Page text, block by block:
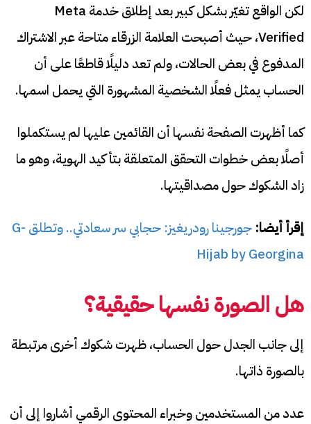
لكن الواقع تغيّر بشكل كبير بعد إطلاق خدمة Meta
Verified، حيث أصبحت العلامة الزرقاء متاحة عبر الاشتراك
المدفوع في بعض الحالات، ولم تعد دليلًا قاطعًا على أن
الحساب يمثل فعلًا الشخصية المشهورة التي يحمل اسمها.
كما أظهرت الصفحة نفسها أن القائمين عليها لم يستكملوا
أصلًا بعض خطوات التحقق المتعلقة بتأكيد الهوية، وهو ما
زاد الشكوك حول مصداقيتها.
إقرأ أيضا:
جورجينا رودريغيز: حجابي سر سعادتي.. وتطلق G-
Hijab by Georgina
هل الصورة نفسها حقيقية؟
إلى جانب الجدل حول الحساب، ظهرت شكوك أخرى مرتبطة
بالصورة ذاتها.
عدد من المستخدمين وخبراء المحتوى الرقمي أشاروا إلى أن